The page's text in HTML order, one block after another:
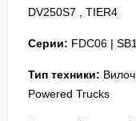
DV250S7 , TIER4
Серии: FDC06 |
Тип техники:
Powered Trucks